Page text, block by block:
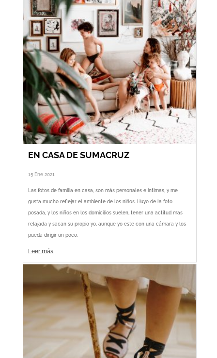
EN CASA DE SUMACRUZ
15 Ene 2021
Las fotos de familia en casa, son más personales e íntimas, y me
gusta mucho reflejar el ambiente de los niños. Huyo de la foto
posada, y los niños en los domicilios suelen, tener una actitud mas
relajada y sacan su propio yo, aunque yo este con una cámara y los
pueda dirigir un poco.
Leer más